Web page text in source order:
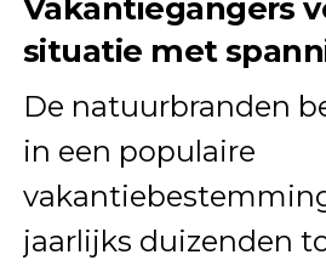
Vakantiegangers
situatie met
De natuurbranden
in een populaire
jaarlijks duizenden